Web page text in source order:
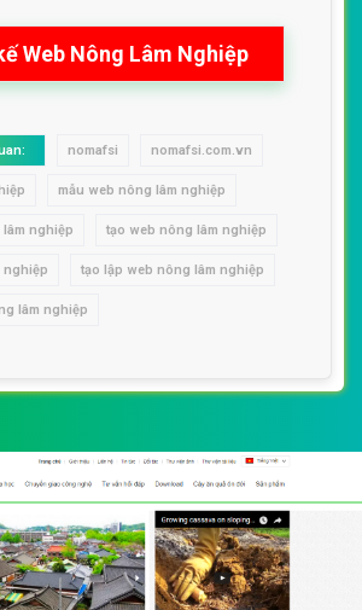
Web Nông Lâm Nghiệp
nomafsi nomafsi.com.vn
mẫu web nông lâm nghiệp
nghiệp tạo web nông lâm nghiệp
nghiệp tạo lập web nông lâm nghiệp
lâm nghiệp